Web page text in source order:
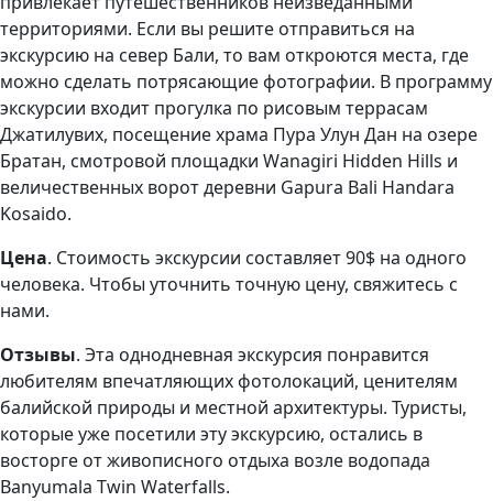
территориями. Если вы решите отправиться на
экскурсию на север Бали, то вам откроются места, где
можно сделать потрясающие фотографии. В программу
экскурсии входит прогулка по рисовым террасам
Джатилувих, посещение храма Пура Улун Дан на озере
Братан, смотровой площадки Wanagiri Hidden Hills и
величественных ворот деревни Gapura Bali Handara
Kosaido.
Цена. Стоимость экскурсии составляет 90$ на одного
человека. Чтобы уточнить точную цену, свяжитесь с
нами.
Отзывы. Эта однодневная экскурсия понравится
любителям впечатляющих фотолокаций, ценителям
балийской природы и местной архитектуры. Туристы,
которые уже посетили эту экскурсию, остались в
восторге от живописного отдыха возле водопада
Banyumala Twin Waterfalls.